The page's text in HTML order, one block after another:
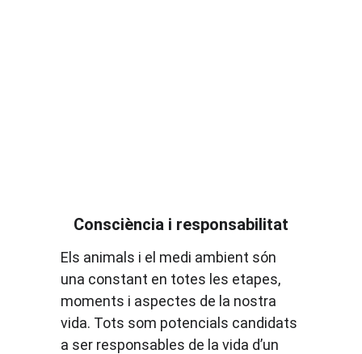
Consciència i responsabilitat
Els animals i el medi ambient són
una constant en totes les etapes,
moments i aspectes de la nostra
vida. Tots som potencials candidats
a ser responsables de la vida d’un